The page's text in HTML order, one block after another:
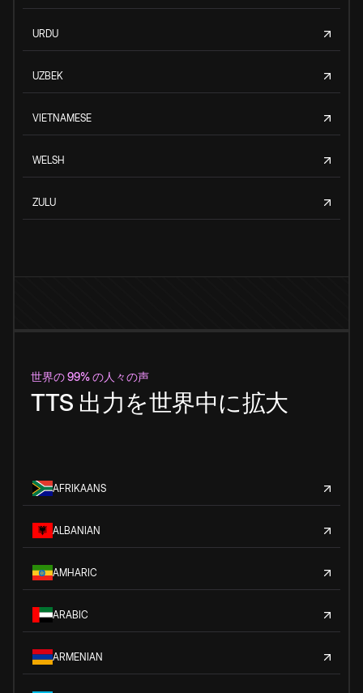
URDU
UZBEK
VIETNAMESE
WELSH
ZULU
世界の 99% の人々の声
TTS 出力を世界中に拡大
AFRIKAANS
ALBANIAN
AMHARIC
ARABIC
ARMENIAN